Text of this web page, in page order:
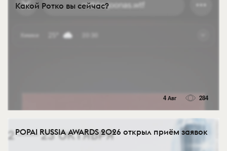
Какой Ротко вы сейчас?
4 Авг 284
POPAI RUSSIA AWARDS 2026 открыл приём заявок